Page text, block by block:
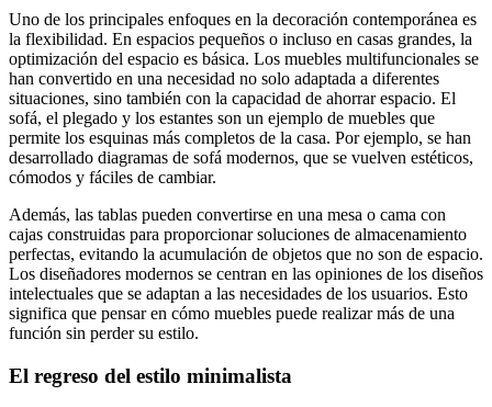
Uno de los principales enfoques en la decoración contemporánea es
la flexibilidad. En espacios pequeños o incluso en casas grandes, la
optimización del espacio es básica. Los muebles multifuncionales se
han convertido en una necesidad no solo adaptada a diferentes
situaciones, sino también con la capacidad de ahorrar espacio. El
sofá, el plegado y los estantes son un ejemplo de muebles que
permite los esquinas más completos de la casa. Por ejemplo, se han
desarrollado diagramas de sofá modernos, que se vuelven estéticos,
cómodos y fáciles de cambiar.
Además, las tablas pueden convertirse en una mesa o cama con
cajas construidas para proporcionar soluciones de almacenamiento
perfectas, evitando la acumulación de objetos que no son de espacio.
Los diseñadores modernos se centran en las opiniones de los diseños
intelectuales que se adaptan a las necesidades de los usuarios. Esto
significa que pensar en cómo muebles puede realizar más de una
función sin perder su estilo.
El regreso del estilo minimalista